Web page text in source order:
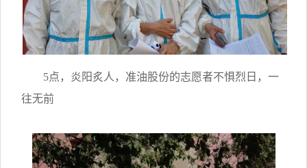
5点，炎阳炙人，准油股份的志愿者不惧烈日，一
往无前